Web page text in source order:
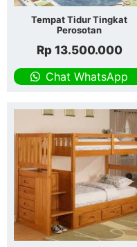
Tempat Tidur Tingkat
Perosotan
Rp13.500.000
Chat WhatsApp